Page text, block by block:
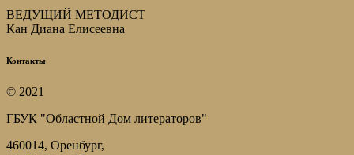
ВЕДУЩИЙ МЕТОДИСТ
Кан Диана Елисеевна
Контакты
© 2021
ГБУК "Областной Дом литераторов"
460014, Оренбург,